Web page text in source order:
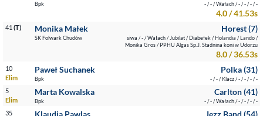
Bpk - / - / Wałach / - / - / - / -
4.0 / 41.53s
41 (T) Monika Małek
SK Folwark Chudów
Horest (7)
siwa / - / Wałach / Jubilat / Diabełek / Holandia / Lando /
Monika Gros / PPHU Algas Sp.J. Stadnina koni w Udorzu
8.0 / 36.53s
10
Elim
Paweł Suchanek
Bpk
Polka (31)
- / - / Klacz / - / - / - / -
5
Elim
Marta Kowalska
Bpk
Carlton (41)
- / - / Wałach / - / - / - / -
35
Klaudia Pawlas Jezz Band (54)